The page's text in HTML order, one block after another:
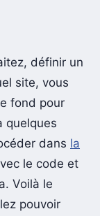
définir un
site, vous
fond pour
quelques
dans la
le code et
Voilà le
pouvoir